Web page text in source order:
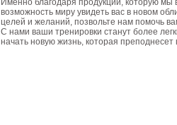
возможность миру увидеть вас в новом
целей и желаний, позвольте нам помочь
С нами ваши тренировки станут более
начать новую жизнь, которая